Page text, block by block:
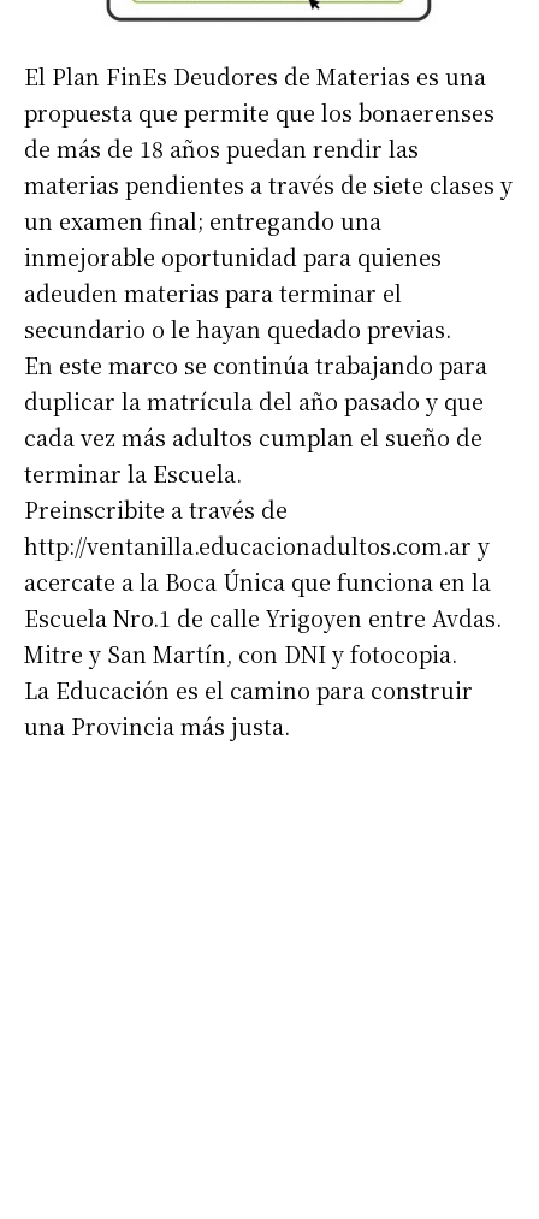
El Plan FinEs Deudores de Materias es una
propuesta que permite que los bonaerenses
de más de 18 años puedan rendir las
materias pendientes a través de siete clases y
un examen final; entregando una
inmejorable oportunidad para quienes
adeuden materias para terminar el
secundario o le hayan quedado previas.
En este marco se continúa trabajando para
duplicar la matrícula del año pasado y que
cada vez más adultos cumplan el sueño de
terminar la Escuela.
Preinscribite a través de
http://ventanilla.educacionadultos.com.ar y
acercate a la Boca Única que funciona en la
Escuela Nro.1 de calle Yrigoyen entre Avdas.
Mitre y San Martín, con DNI y fotocopia.
La Educación es el camino para construir
una Provincia más justa.